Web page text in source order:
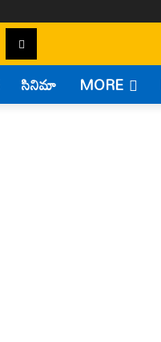
సినిమా MORE